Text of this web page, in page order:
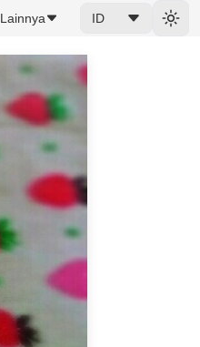
Lainnya ID